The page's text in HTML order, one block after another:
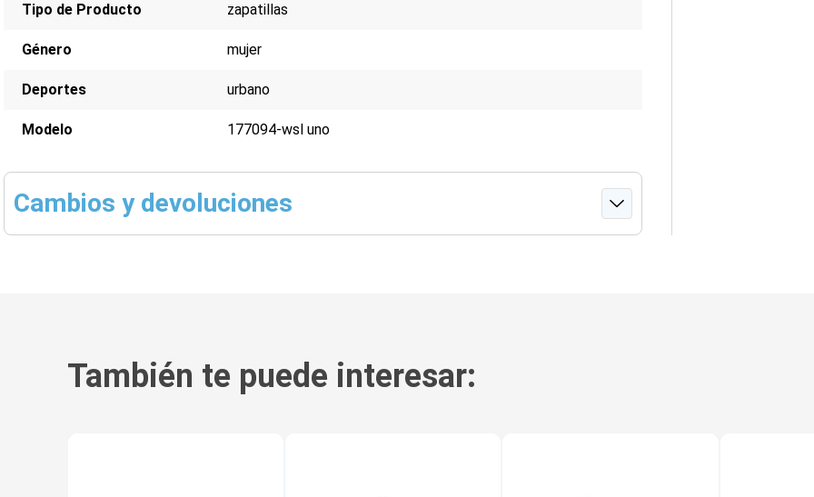
Tipo de Producto zapatillas
Género mujer
Deportes urbano
Modelo 177094-wsl uno
Cambios y devoluciones
También te puede interesar: